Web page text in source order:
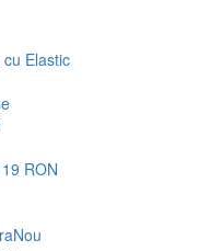
Elastic
RON
Nou